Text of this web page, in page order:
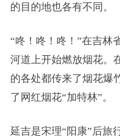
的目的地也各有不同。
“咚！咚！咚！”在吉林
河道上开始燃放烟花。
的各处都传来了烟花爆
了网红烟花“加特林”。
延吉是宋理“阳康”后旅